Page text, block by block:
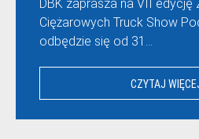
DBK zaprasza na VII
Ciężarowych Truck Show
odbędzie się od 31…
CZYTAJ